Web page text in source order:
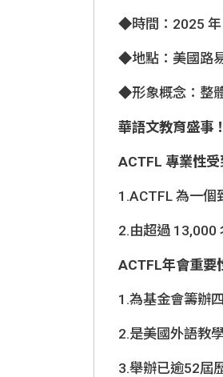
◆時間：2025 年
◆地點：美國路
◆形象概念：整
華語文教育盛事！
ACTFL 專業性受
1.ACTFL 為一個
2.由超過 13,000
ACTFL年會重要
1.為基金會籌辦
2.是美國外語教
3.舉辦已逾52屆